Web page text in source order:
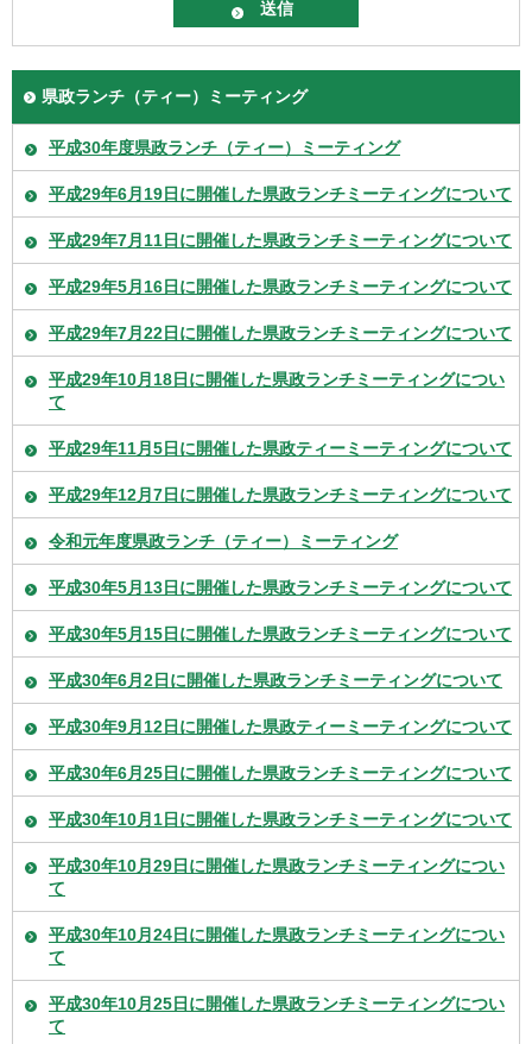
県政ランチ（ティー）ミーティング
平成30年度県政ランチ（ティー）ミーティング
平成29年6月19日に開催した県政ランチミーティングについて
平成29年7月11日に開催した県政ランチミーティングについて
平成29年5月16日に開催した県政ランチミーティングについて
平成29年7月22日に開催した県政ランチミーティングについて
平成29年10月18日に開催した県政ランチミーティングについ
て
平成29年11月5日に開催した県政ティーミーティングについて
平成29年12月7日に開催した県政ランチミーティングについて
令和元年度県政ランチ（ティー）ミーティング
平成30年5月13日に開催した県政ランチミーティングについて
平成30年5月15日に開催した県政ランチミーティングについて
平成30年6月2日に開催した県政ランチミーティングについて
平成30年9月12日に開催した県政ティーミーティングについて
平成30年6月25日に開催した県政ランチミーティングについて
平成30年10月1日に開催した県政ランチミーティングについて
平成30年10月29日に開催した県政ランチミーティングについ
て
平成30年10月24日に開催した県政ランチミーティングについ
て
平成30年10月25日に開催した県政ランチミーティングについ
て